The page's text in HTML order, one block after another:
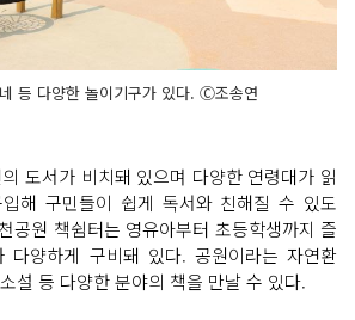
등 다양한 놀이기구가 있다. Ⓒ조송연
도서가 비치돼 있으며 다양한 연령대가 읽
해 구민들이 쉽게 독서와 친해질 수 있도
공원 책쉼터는 영유아부터 초등학생까지 즐
다양하게 구비돼 있다. 공원이라는 자연환
설 등 다양한 분야의 책을 만날 수 있다.